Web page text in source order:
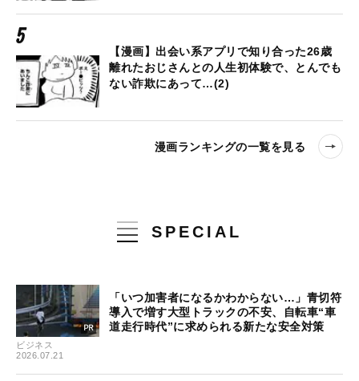
【漫画】出会い系アプリで知り合った26歳
離れたおじさんとの人生初体験で、とんでも
ない詐欺にあって…(2)
漫画ランキングの一覧を見る
SPECIAL
ビジネス
2026.07.21
「いつ加害者になるかわからない…」青切符
導入で増す大型トラックの不安、自転車“車
道走行時代”に求められる新たな安全対策